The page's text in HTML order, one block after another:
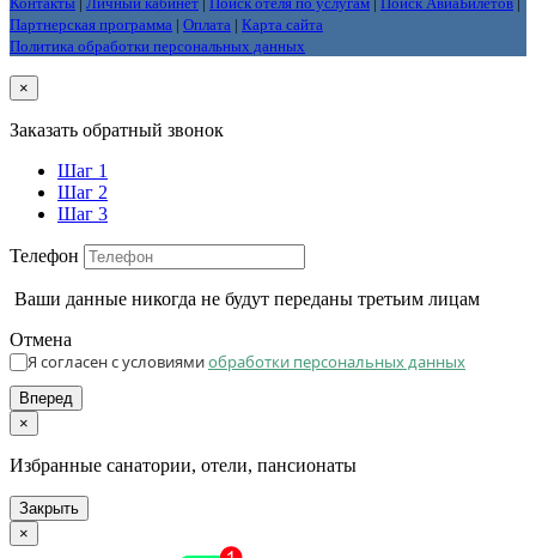
Партнерская программа | Оплата | Карта сайта
Политика обработки персональных данных
×
Заказать обратный звонок
Шаг 1
Шаг 2
Шаг 3
Телефон
Ваши данные никогда не будут переданы третьим лицам
Отмена
Я согласен с условиямиобработки персональных данных
Вперед
×
Избранные санатории, отели, пансионаты
Закрыть
×